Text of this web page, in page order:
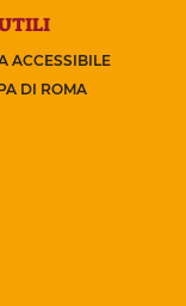
ACCESSIBILE
DI ROMA